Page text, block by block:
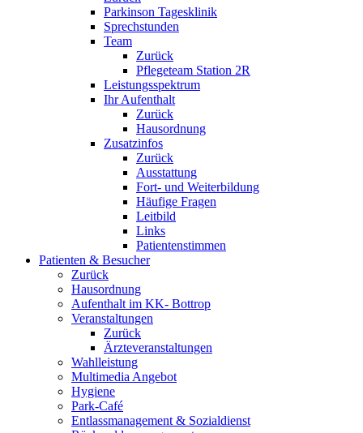
Parkinson Tagesklinik
Sprechstunden
Team
Zurück
Pflegeteam Station 2R
Leistungsspektrum
Ihr Aufenthalt
Zurück
Hausordnung
Zusatzinfos
Zurück
Ausstattung
Fort- und Weiterbildung
Häufige Fragen
Leitbild
Links
Patientenstimmen
Patienten & Besucher
Zurück
Hausordnung
Aufenthalt im KK- Bottrop
Veranstaltungen
Zurück
Ärzteveranstaltungen
Wahlleistung
Multimedia Angebot
Hygiene
Park-Café
Entlassmanagement & Sozialdienst